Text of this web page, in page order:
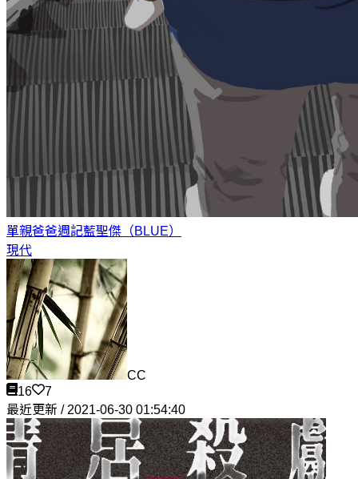
單親爸爸週記藍聖傑（BLUE）
現代
CC
16
7
最近更新 / 2021-06-30 01:54:40